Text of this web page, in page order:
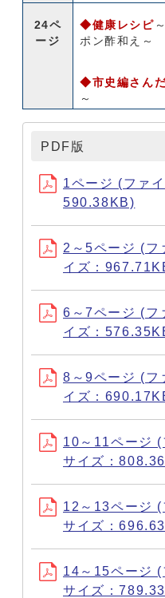
24ペ
ージ
◆健康レシピ
ポン酢和え～
◆市史編さん
～
PDF版
1ページ (ファ
590.38KB)
2～5ページ (
イズ：
6～7ページ (フ
イズ：
8～9ページ (フ
イズ：
10～11ページ
サイズ：
12～13ページ
サイズ：
14～15ページ
サイズ：